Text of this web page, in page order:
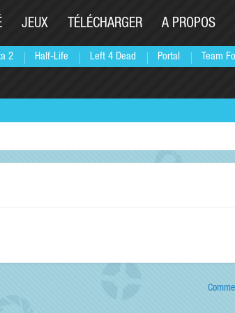
2 Half-Life Left 4 Dead Portal Team
JEUX TÉLÉCHARGER A PROPOS